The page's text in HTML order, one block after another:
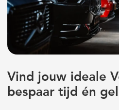
Nieuws
Volvo
Vind jouw ideale
bespaar tijd én